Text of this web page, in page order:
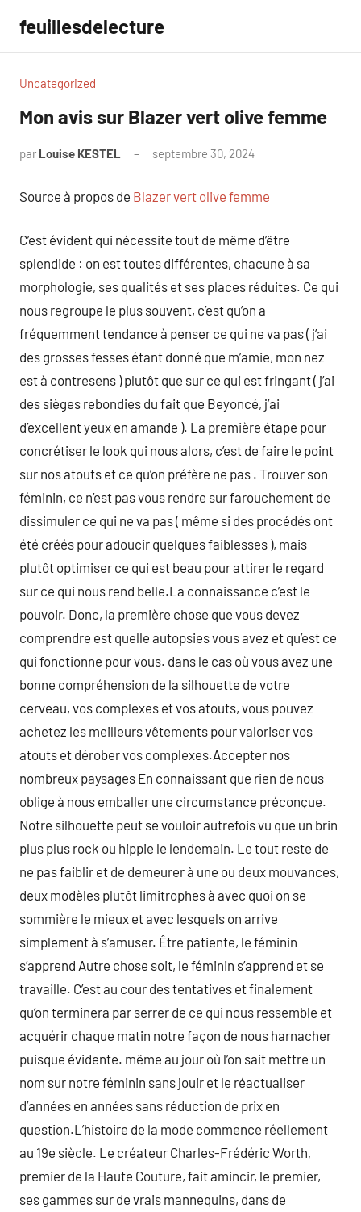
contenu
feuillesdelecture
Uncategorized
Mon avis sur Blazer vert olive femme
par Louise KESTEL septembre 30, 2024
Source à propos de Blazer vert olive femme
C’est évident qui nécessite tout de même d’être
splendide : on est toutes différentes, chacune à sa
morphologie, ses qualités et ses places réduites. Ce qui
nous regroupe le plus souvent, c’est qu’on a
fréquemment tendance à penser ce qui ne va pas ( j’ai
des grosses fesses étant donné que m’amie, mon nez
est à contresens ) plutôt que sur ce qui est fringant ( j’ai
des sièges rebondies du fait que Beyoncé, j’ai
d’excellent yeux en amande ). La première étape pour
concrétiser le look qui nous alors, c’est de faire le point
sur nos atouts et ce qu’on préfère ne pas . Trouver son
féminin, ce n’est pas vous rendre sur farouchement de
dissimuler ce qui ne va pas ( même si des procédés ont
été créés pour adoucir quelques faiblesses ), mais
plutôt optimiser ce qui est beau pour attirer le regard
sur ce qui nous rend belle.La connaissance c’est le
pouvoir. Donc, la première chose que vous devez
comprendre est quelle autopsies vous avez et qu’est ce
qui fonctionne pour vous. dans le cas où vous avez une
bonne compréhension de la silhouette de votre
cerveau, vos complexes et vos atouts, vous pouvez
achetez les meilleurs vêtements pour valoriser vos
atouts et dérober vos complexes.Accepter nos
nombreux paysages En connaissant que rien de nous
oblige à nous emballer une circumstance préconçue.
Notre silhouette peut se vouloir autrefois vu que un brin
plus plus rock ou hippie le lendemain. Le tout reste de
ne pas faiblir et de demeurer à une ou deux mouvances,
deux modèles plutôt limitrophes à avec quoi on se
sommière le mieux et avec lesquels on arrive
simplement à s’amuser. Être patiente, le féminin
s’apprend Autre chose soit, le féminin s’apprend et se
travaille. C’est au cour des tentatives et finalement
qu’on terminera par serrer de ce qui nous ressemble et
acquérir chaque matin notre façon de nous harnacher
puisque évidente. même au jour où l’on sait mettre un
nom sur notre féminin sans jouir et le réactualiser
d’années en années sans réduction de prix en
question.L’histoire de la mode commence réellement
au 19e siècle. Le créateur Charles-Frédéric Worth,
premier de la Haute Couture, fait amincir, le premier,
ses gammes sur de vrais mannequins, dans de